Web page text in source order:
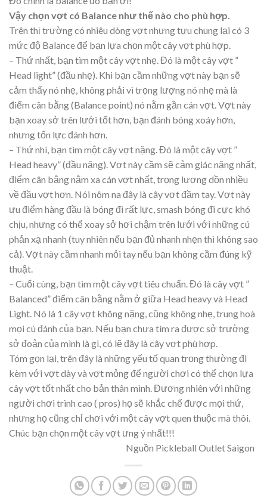
Vậy chọn vợt có Balance như thế nào cho phù hợp.
Trên thị trường có nhiêu dòng vợt nhưng tựu chung lại có 3
mức độ Balance để bạn lựa chọn một cây vợt phù hợp.
– Thứ nhất, bạn tìm một cây vợt nhẹ. Đó là một cây vợt ”
Head light” (đầu nhẹ). Khi bạn cầm những vợt này bạn sẽ
cảm thấy nó nhẹ, không phải vì trọng lượng nó nhẹ mà là
điểm cân bằng (Balance point) nó nằm gần cán vợt. Vợt này
bạn xoay sở trên lưới tốt hơn, bạn đánh bóng xoáy hơn,
nhưng tốn lực đánh hơn.
– Thứ nhì, bạn tìm một cây vợt nặng. Đó là một cây vợt ”
Head heavy” (đầu nặng). Vợt này cầm sẽ cảm giác nặng nhất,
điểm cân bằng nằm xa cán vợt nhất, trọng lượng dồn nhiều
về đầu vợt hơn. Nói nôm na đây là cây vợt đầm tay. Vợt này
ưu điểm hàng đầu là bóng đi rất lực, smash bóng đi cực khó
chịu, nhưng có thể xoay sở hơi chậm trên lưới với những cú
phản xạ nhanh (tuy nhiên nếu bạn đủ nhanh nhẹn thì không sao
cả). Vợt này cầm nhanh mỏi tay nếu bạn không cầm đúng kỹ
thuật.
– Cuối cùng, bạn tìm một cây vợt tiêu chuẩn. Đó là cây vợt ”
Balanced” điểm cân bằng nằm ở giữa Head heavy và Head
Light. Nó là 1 cây vợt không nặng, cũng không nhẹ, trung hoà
mọi cú đánh của bạn. Nếu bạn chưa tìm ra được sở trường
sở đoản của mình là gì, có lẽ đây là cây vợt phù hợp.
Tóm gọn lại, trên đây là những yếu tố quan trọng thường đi
kèm với vợt dày và vợt mỏng để người chơi có thể chọn lựa
cây vợt tốt nhất cho bản thân mình. Đương nhiên với những
người chơi trình cao ( pros) họ sẽ khắc chế được mọi thứ,
nhưng họ cũng chỉ chơi với một cây vợt quen thuộc mà thôi.
Chúc bạn chọn một cây vợt ưng ý nhất!!!
Nguồn Pickleball Outlet Saigon